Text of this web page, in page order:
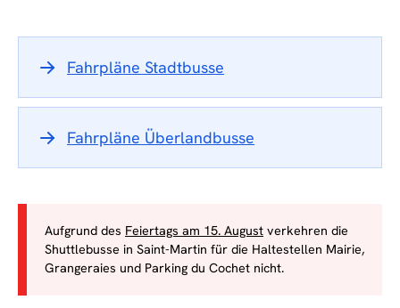
Fahrpläne Stadtbusse
Fahrpläne Überlandbusse
Aufgrund des Feiertags am 15. August verkehren die
Shuttlebusse in Saint-Martin für die Haltestellen Mairie,
Grangeraies und Parking du Cochet nicht.